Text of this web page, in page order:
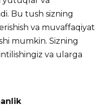
Bu tush sizning
va muvaffaqiyat
mumkin. Sizning
va ularga